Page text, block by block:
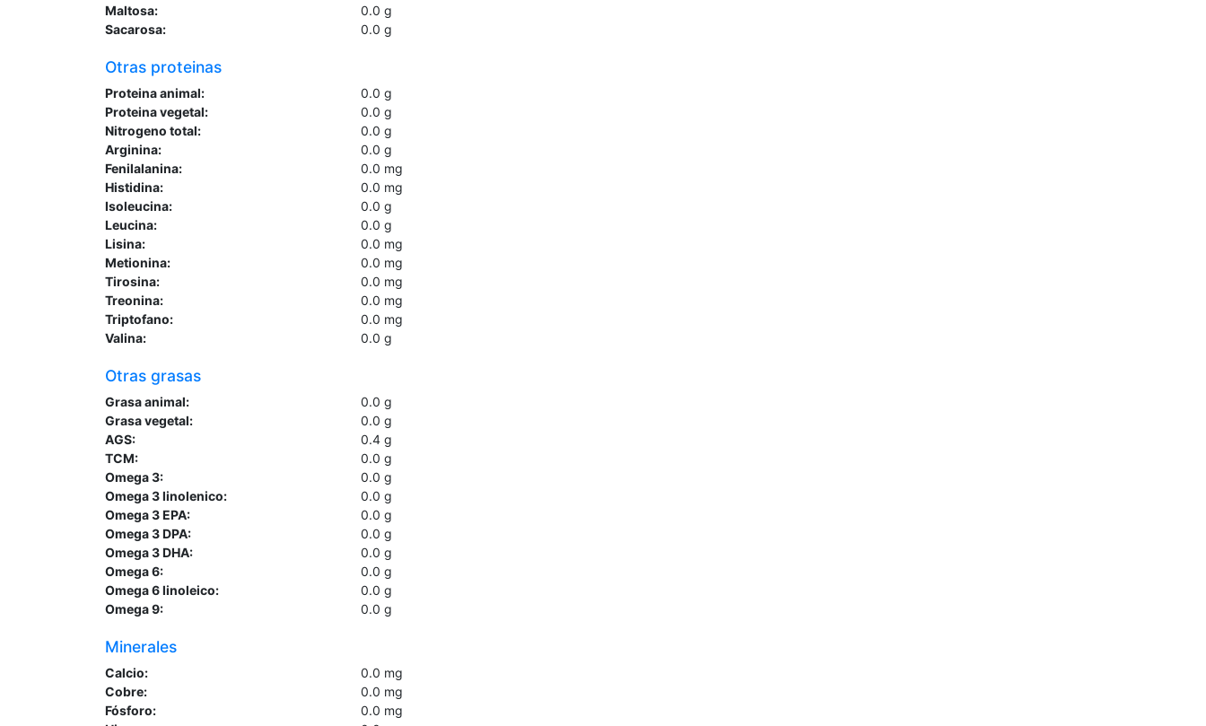
Maltosa:
0.0 g
Sacarosa:
0.0 g
Otras proteinas
Proteina animal: 0.0 g
Proteina vegetal:
0.0 g
Nitrogeno total:
0.0 g
Arginina:
0.0 g
Fenilalanina:
0.0 mg
Histidina:
0.0 mg
Isoleucina:
0.0 g
Leucina:
0.0 g
Lisina:
0.0 mg
Metionina:
0.0 mg
Tirosina:
0.0 mg
Treonina:
0.0 mg
Triptofano:
0.0 mg
Valina:
0.0 g
Otras grasas
Grasa animal: 0.0 g
Grasa vegetal:
0.0 g
AGS:
0.4 g
TCM:
0.0 g
Omega 3:
0.0 g
Omega 3 linolenico:
0.0 g
Omega 3 EPA:
0.0 g
Omega 3 DPA:
0.0 g
Omega 3 DHA:
0.0 g
Omega 6:
0.0 g
Omega 6 linoleico:
0.0 g
Omega 9:
0.0 g
Minerales
Calcio: 0.0 mg
Cobre:
0.0 mg
Fósforo:
0.0 mg